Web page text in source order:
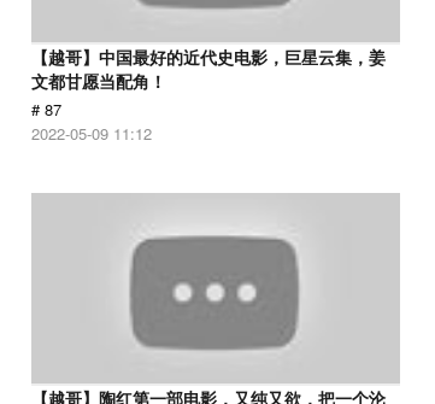
【越哥】中国最好的近代史电影，巨星云集，姜
文都甘愿当配角！
# 87
2022-05-09 11:12
【越哥】陶红第一部电影，又纯又欲，把一个沦